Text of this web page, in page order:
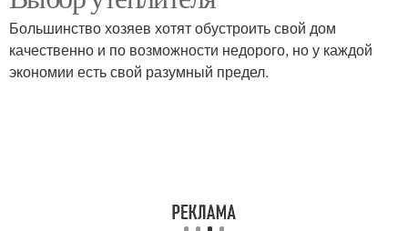
Деревянная вагонка Вагонка для потолка
Большинство хозяев хотят обустроить свой дом
качественно и по возможности недорого, но у каждой
экономии есть свой разумный предел.